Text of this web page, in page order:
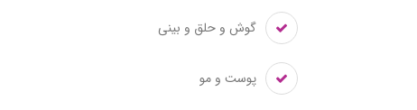
گوش و حلق و بینی
پوست و مو